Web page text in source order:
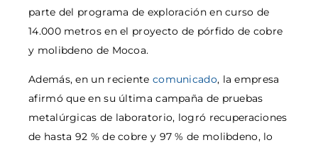
parte del programa de exploración en curso de
14.000 metros en el proyecto de pórfido de cobre
y molibdeno de Mocoa.
Además, en un reciente comunicado, la empresa
afirmó que en su última campaña de pruebas
metalúrgicas de laboratorio, logró recuperaciones
de hasta 92 % de cobre y 97 % de molibdeno, lo